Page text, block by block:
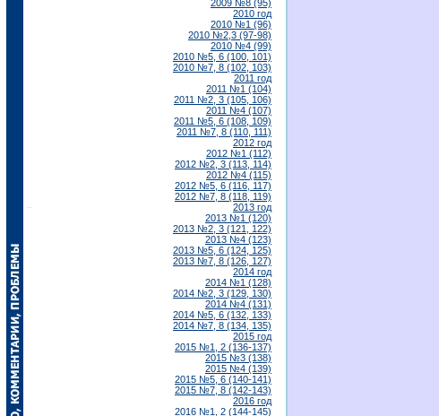
2009 №8 (95)
2010 год
2010 №1 (96)
2010 №2,3 (97-98)
2010 №4 (99)
2010 №5, 6 (100, 101)
2010 №7, 8 (102, 103)
2011 год
2011 №1 (104)
2011 №2, 3 (105, 106)
2011 №4 (107)
2011 №5, 6 (108, 109)
2011 №7, 8 (110, 111)
2012 год
2012 №1 (112)
2012 №2, 3 (113, 114)
2012 №4 (115)
2012 №5, 6 (116, 117)
2012 №7, 8 (118, 119)
2013 год
2013 №1 (120)
2013 №2, 3 (121, 122)
2013 №4 (123)
2013 №5, 6 (124, 125)
2013 №7, 8 (126, 127)
2014 год
2014 №1 (128)
2014 №2, 3 (129, 130)
2014 №4 (131)
2014 №5, 6 (132, 133)
2014 №7, 8 (134, 135)
2015 год
2015 №1, 2 (136-137)
2015 №3 (138)
2015 №4 (139)
2015 №5, 6 (140-141)
2015 №7, 8 (142-143)
2016 год
2016 №1, 2 (144-145)